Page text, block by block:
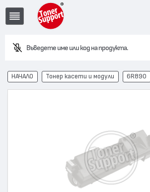
Въведете име или код на продукта.
EUR
НАЧАЛО Тонер касети и модули 6R890